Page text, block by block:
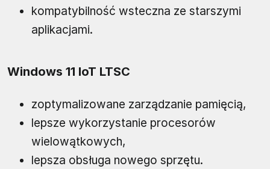
kompatybilność wsteczna ze starszymi
aplikacjami.
Windows 11 IoT LTSC
zoptymalizowane zarządzanie pamięcią,
lepsze wykorzystanie procesorów
wielowątkowych,
lepsza obsługa nowego sprzętu.